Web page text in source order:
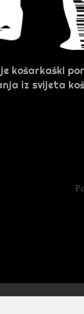
je košarkaški
iz svijeta